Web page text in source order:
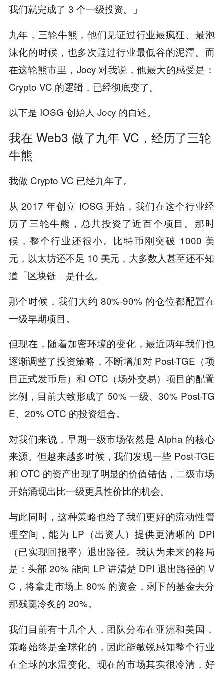
我们就完成了 3 个一级投资。」
九年，三轮牛熊，他们见证过行业最疯狂、最泡
沫化的时候，也多次蹚过行业最低谷的泥潭。而
在这轮熊市里，Jocy 对我说，他最大的感受是：
Crypto VC 的逻辑，已经彻底变了。
以下是 IOSG 创始人 Jocy 的自述。
我在 Web3 做了九年 VC，经历了三轮
牛熊
我做 Crypto VC 已经九年了。
从 2017 年创立 IOSG 开始，我们在这个行业经
历了三轮牛熊，总共投资了近百个项目。那时
候，整个行业还很小。比特币刚突破 1000 美
元，以太坊还不足 10 美元，大多数人甚至还不知
道「区块链」是什么。
那个时候，我们大约 80%-90% 的仓位都配置在
一级早期项目。
但现在，随着加密环境的变化，最近两年我们也
逐渐调整了投资策略，不断增加对 Post-TGE（项
目正式发币后）和 OTC（场外交易）项目的配置
比例，目前大致形成了 50% 一级、30% Post-TG
E、20% OTC 的投资组合。
对我们来说，早期一级市场依然是 Alpha 的核心
来源。但越来越多时候，我们发现一些 Post-TGE
和 OTC 的资产出现了明显的价值错估，二级市场
开始涌现出比一级更具性价比的机会。
与此同时，这种策略也给了我们更好的流动性管
理空间，能为 LP（出资人）提供更清晰的 DPI
（已实现回报率）退出路径。我认为未来的格局
是：头部 20% 能向 LP 讲清楚 DPI 退出路径的 V
C，将拿走市场上 80% 的资金，剩下的基金去分
那残羹冷炙的 20%。
我们目前有十几个人，团队分布在亚洲和美国，
策略始终是全球化的，因此能敏锐感知整个行业
在全球的水温变化。现在的市场其实很冷清，好